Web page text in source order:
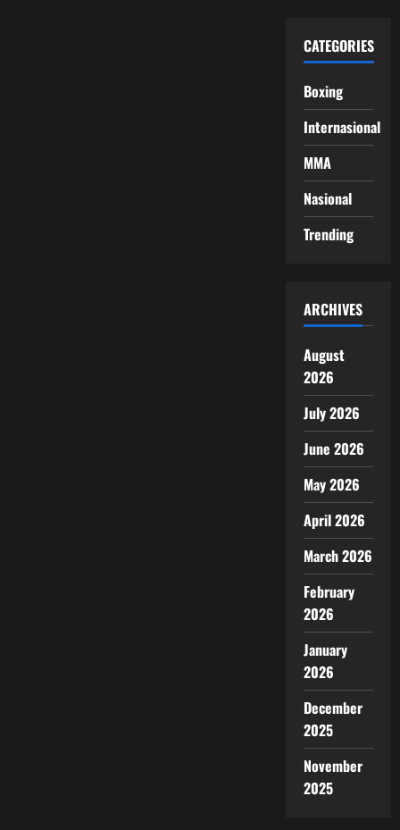
CATEGORIES
Boxing
Internasional
MMA
Nasional
Trending
ARCHIVES
August
2026
July 2026
June 2026
May 2026
April 2026
March 2026
February
2026
January
2026
December
2025
November
2025